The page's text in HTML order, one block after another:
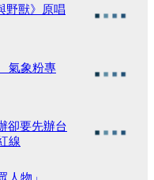
獸》原唱
氣象粉專
卻要先辦台
線
人物」